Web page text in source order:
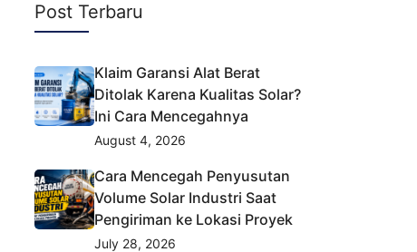
Post Terbaru
Klaim Garansi Alat Berat
Ditolak Karena Kualitas Solar?
Ini Cara Mencegahnya
August 4, 2026
Cara Mencegah Penyusutan
Volume Solar Industri Saat
Pengiriman ke Lokasi Proyek
July 28, 2026